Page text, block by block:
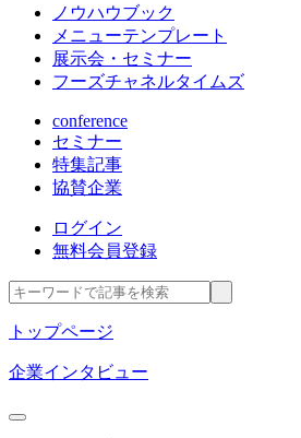
ノウハウブック
メニューテンプレート
展示会・セミナー
フーズチャネルタイムズ
conference
セミナー
特集記事
協賛企業
ログイン
無料会員登録
トップページ
企業インタビュー